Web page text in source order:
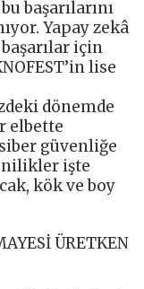
başarılarını
Yapay zekâ
için
lise
dönemde
elbette
güvenliğe
işte
kök ve boy
ÜRETKEN